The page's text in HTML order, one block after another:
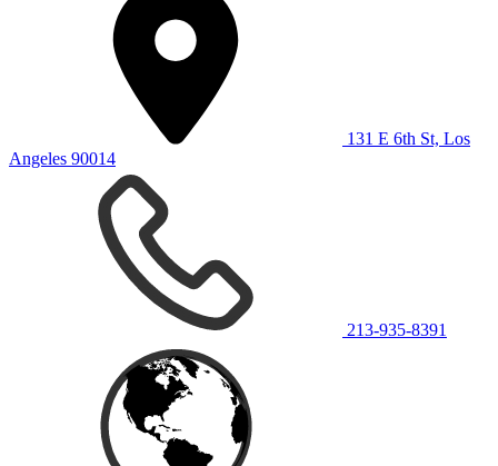
131 E 6th St, Los
Angeles 90014
213-935-8391